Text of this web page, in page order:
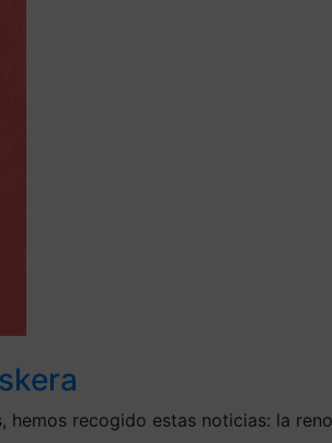
recogido estas noticias: la